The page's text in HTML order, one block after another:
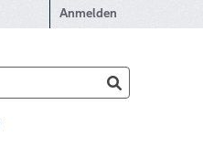
Anmelden